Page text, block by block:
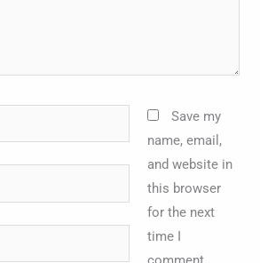
Save my
name, email,
and website in
this browser
for the next
time I